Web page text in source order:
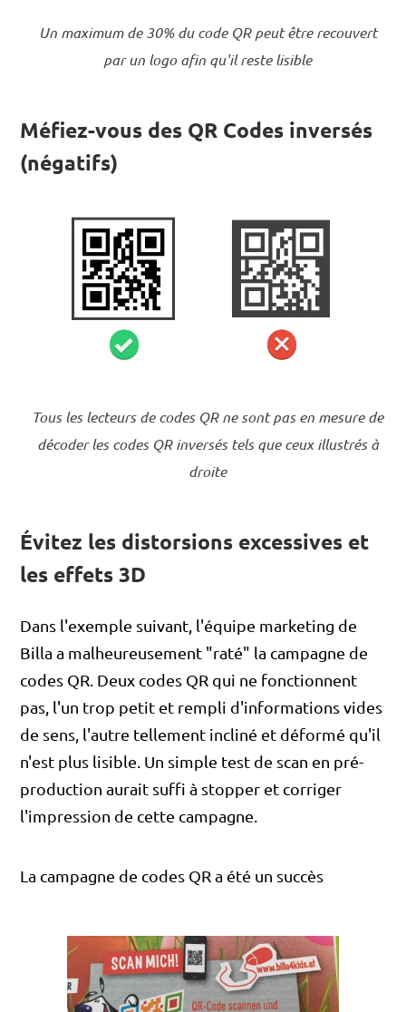
Un maximum de 30% du code QR peut être recouvert
par un logo afin qu'il reste lisible
Méfiez-vous des QR Codes inversés
(négatifs)
Tous les lecteurs de codes QR ne sont pas en mesure de
décoder les codes QR inversés tels que ceux illustrés à
droite
Évitez les distorsions excessives et
les effets 3D
Dans l'exemple suivant, l'équipe marketing de
Billa a malheureusement "raté" la campagne de
codes QR. Deux codes QR qui ne fonctionnent
pas, l'un trop petit et rempli d'informations vides
de sens, l'autre tellement incliné et déformé qu'il
n'est plus lisible. Un simple test de scan en pré-
production aurait suffi à stopper et corriger
l'impression de cette campagne.
La campagne de codes QR a été un succès